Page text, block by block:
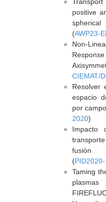
positive
(AWP23-
Non-
CIEMAT/
Resolver
espacio
por
2020)
Impacto
fusión
(
Taming